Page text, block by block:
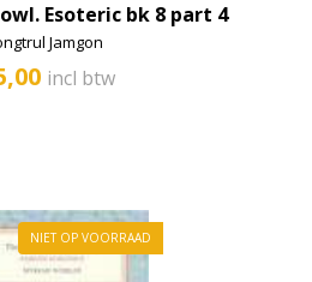
Esoteric bk 8 part 4
Jamgon
incl btw
NIET OP VOORRAAD